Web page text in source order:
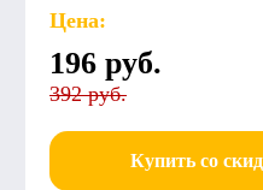
Цена:
196 руб.
392 руб.
Купить со